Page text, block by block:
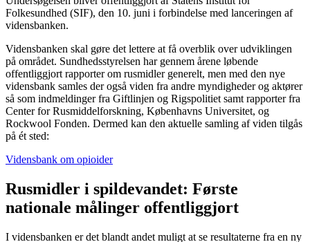
Folkesundhed (SIF), den 10. juni i forbindelse med lanceringen af
vidensbanken.
Vidensbanken skal gøre det lettere at få overblik over udviklingen
på området. Sundhedsstyrelsen har gennem årene løbende
offentliggjort rapporter om rusmidler generelt, men med den nye
vidensbank samles der også viden fra andre myndigheder og aktører
så som indmeldinger fra Giftlinjen og Rigspolitiet samt rapporter fra
Center for Rusmiddelforskning, Københavns Universitet, og
Rockwool Fonden. Dermed kan den aktuelle samling af viden tilgås
på ét sted:
Vidensbank om opioider
Rusmidler i spildevandet: Første
nationale målinger offentliggjort
I vidensbanken er det blandt andet muligt at se resultaterne fra en ny